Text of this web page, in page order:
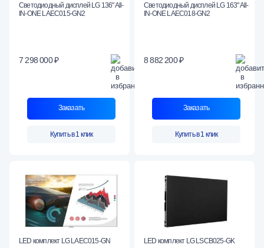
Светодиодный дисплей LG 136" All-
IN-ONE LAEC015-GN2
7 298 000 ₽
Заказать
Купить в 1 клик
Светодиодный дисплей LG 163" All-
IN-ONE LAEC018-GN2
8 882 200 ₽
Заказать
Купить в 1 клик
LED комплект LG LAEC015-GN LED комплект LG LSCB025-GK